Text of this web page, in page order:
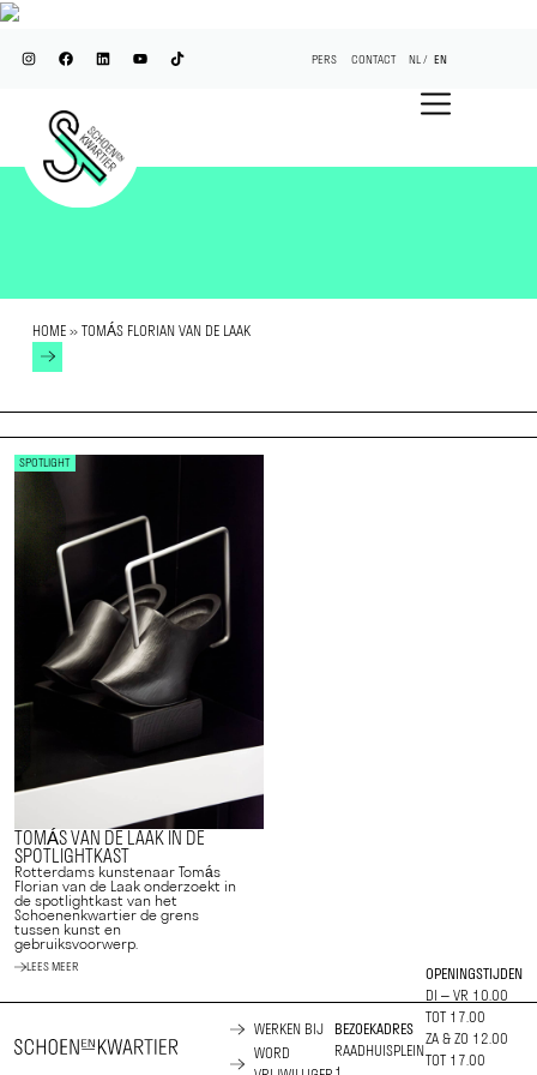
PERS CONTACT NL EN
HOME» TOMÁS FLORIAN VAN DE LAAK
SPOTLIGHT
TOMÁS VAN DE LAAK IN DE
SPOTLIGHTKAST
Rotterdams kunstenaar Tomás
Florian van de Laak onderzoekt in
de spotlightkast van het
Schoenenkwartier de grens
tussen kunst en
gebruiksvoorwerp.
LEES MEER
WERKEN BIJ
WORD
BEZOEKADRES
RAADHUISPLEIN
OPENINGSTIJDEN
DI – VR 10.00
TOT 17.00
ZA & ZO 12.00
TOT 17.00